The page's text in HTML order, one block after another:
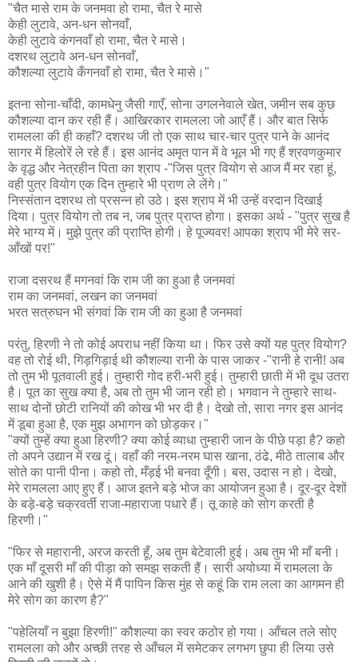
"चैत मासे राम के जनमवा हो रामा, चैत रे मासे
केही लुटावे, अन-धन सोनवाँ,
केही लुटावे कंगनवाँ हो रामा, चैत रे मासे।
दशरथ लुटावे अन-धन सोनवाँ,
कौशल्या लुटावे कँगनवाँ हो रामा, चैत रे मासे।"
इतना सोना-चाँदी, कामधेनु जैसी गाएँ, सोना उगलनेवाले खेत, जमीन सब कुछ
कौशल्या दान कर रही हैं। आखिरकार रामलला जो आएँ हैं। और बात सिर्फ
रामलला की ही कहाँ? दशरथ जी तो एक साथ चार-चार पुत्र पाने के आनंद
सागर में हिलोरें ले रहे हैं। इस आनंद अमृत पान में वे भूल भी गए हैं श्रवणकुमार
के वृद्ध और नेत्रहीन पिता का श्राप -"जिस पुत्र वियोग से आज मैं मर रहा हूं,
वही पुत्र वियोग एक दिन तुम्हारे भी प्राण ले लेंगे।"
निस्संतान दशरथ तो प्रसन्न हो उठे। इस श्राप में भी उन्हें वरदान दिखाई
दिया। पुत्र वियोग तो तब न, जब पुत्र प्राप्त होगा। इसका अर्थ - "पुत्र सुख है
मेरे भाग्य में। मुझे पुत्र की प्राप्ति होगी। हे पूज्यवर! आपका श्राप भी मेरे सर-
आँखों पर!"
राजा दसरथ हैं मगनवां कि राम जी का हुआ है जनमवां
राम का जनमवां, लखन का जनमवां
भरत सत्रुघन भी संगवां कि राम जी का हुआ है जनमवां
परंतु, हिरणी ने तो कोई अपराध नहीं किया था। फिर उसे क्यों यह पुत्र वियोग?
वह तो रोई थी, गिड़गिड़ाई थी कौशल्या रानी के पास जाकर -"रानी हे रानी! अब
तो तुम भी पूतवाली हुई। तुम्हारी गोद हरी-भरी हुई। तुम्हारी छाती में भी दूध उतरा
है। पूत का सुख क्या है, अब तो तुम भी जान रही हो। भगवान ने तुम्हारे साथ-
साथ दोनों छोटी रानियों की कोख भी भर दी है। देखो तो, सारा नगर इस आनंद
में डूबा हुआ है, एक मुझ अभागन को छोड़कर।"
"क्यों तुम्हें क्या हुआ हिरणी? क्या कोई व्याधा तुम्हारी जान के पीछे पड़ा है? कहो
तो अपने उद्यान में रख दूं। वहाँ की नरम-नरम घास खाना, ठंढे, मीठे तालाब और
सोते का पानी पीना। कहो तो, मँड़ई भी बनवा दूँगी। बस, उदास न हो। देखो,
मेरे रामलला आए हुए हैं। आज इतने बड़े भोज का आयोजन हुआ है। दूर-दूर देशों
के बड़े-बड़े चक्रवर्ती राजा-महाराजा पधारे हैं। तू काहे को सोग करती है
हिरणी।"
"फिर से महारानी, अरज करती हूँ, अब तुम बेटेवाली हुई। अब तुम भी माँ बनी।
एक माँ दूसरी माँ की पीड़ा को समझ सकती हैं। सारी अयोध्या में रामलला के
आने की खुशी है। ऐसे में मैं पापिन किस मुंह से कहूं कि राम लला का आगमन ही
मेरे सोग का कारण है?"
"पहेलियाँ न बुझा हिरणी!" कौशल्या का स्वर कठोर हो गया। आँचल तले सोए
रामलला को और अच्छी तरह से आँचल में समेटकर लगभग छुपा ही लिया उसे